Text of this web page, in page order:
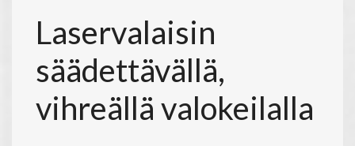
Laservalaisin
säädettävällä,
vihreällä valokeilalla